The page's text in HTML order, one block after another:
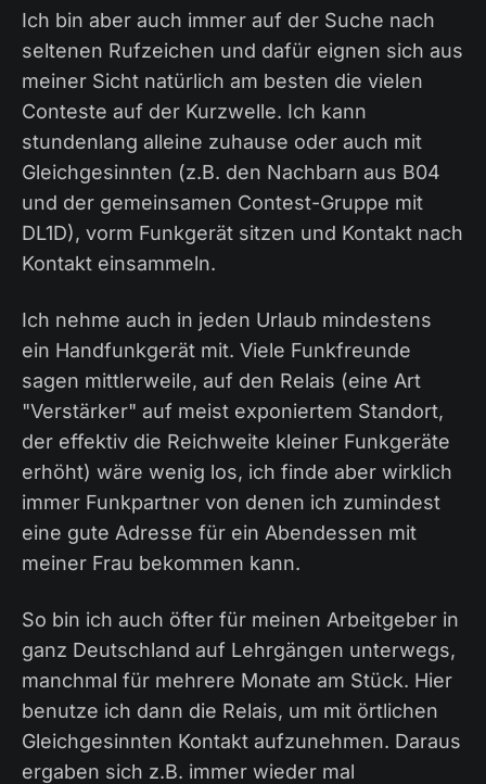
Ich bin aber auch immer auf der Suche nach
seltenen Rufzeichen und dafür eignen sich aus
meiner Sicht natürlich am besten die vielen
Conteste auf der Kurzwelle. Ich kann
stundenlang alleine zuhause oder auch mit
Gleichgesinnten (z.B. den Nachbarn aus B04
und der gemeinsamen Contest-Gruppe mit
DL1D), vorm Funkgerät sitzen und Kontakt nach
Kontakt einsammeln.
Ich nehme auch in jeden Urlaub mindestens
ein Handfunkgerät mit. Viele Funkfreunde
sagen mittlerweile, auf den Relais (eine Art
"Verstärker" auf meist exponiertem Standort,
der effektiv die Reichweite kleiner Funkgeräte
erhöht) wäre wenig los, ich finde aber wirklich
immer Funkpartner von denen ich zumindest
eine gute Adresse für ein Abendessen mit
meiner Frau bekommen kann.
So bin ich auch öfter für meinen Arbeitgeber in
ganz Deutschland auf Lehrgängen unterwegs,
manchmal für mehrere Monate am Stück. Hier
benutze ich dann die Relais, um mit örtlichen
Gleichgesinnten Kontakt aufzunehmen. Daraus
ergaben sich z.B. immer wieder mal